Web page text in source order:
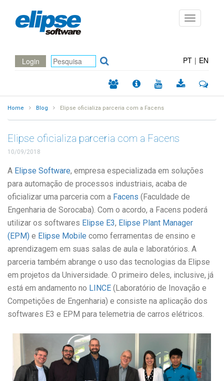
Toggle
navigation
Login PT | EN
Home Blog Elipse oficializa parceria com a Facens
Elipse oficializa parceria com a Facens
10/09/2018
A Elipse Software, empresa especializada em soluções
para automação de processos industriais, acaba de
oficializar uma parceria com a Facens (Faculdade de
Engenharia de Sorocaba). Com o acordo, a Facens poderá
utilizar os softwares Elipse E3, Elipse Plant Manager
(EPM) e Elipse Mobile como ferramentas de ensino e
aprendizagem em suas salas de aula e laboratórios. A
parceria também abrange o uso das tecnologias da Elipse
em projetos da Universidade. O primeiro deles, inclusive, já
está em andamento no LINCE (Laboratório de Inovação e
Competições de Engenharia) e consiste na aplicação dos
softwares E3 e EPM para telemetria de carros elétricos.